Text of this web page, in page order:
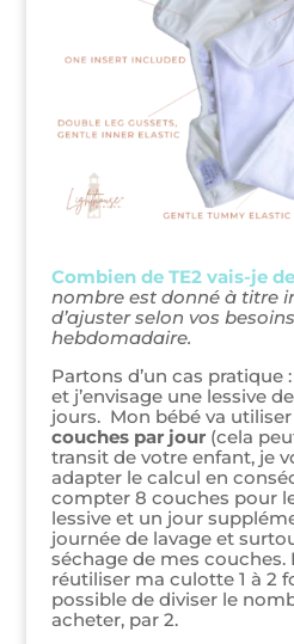
Combien de TE2 vais-je
nombre est donné à titre
d’ajuster selon vos
hebdomadaire.
Partons d’un cas pratique
et j’envisage une lessive
jours. Mon bébé va
couches par jour(cela
transit de votre enfant, je
adapter le calcul en
compter 8 couches pour
lessive et un jour
journée de lavage et
séchage de mes
réutiliser ma culotte 1 à 2
possible de diviser le
acheter, par 2.